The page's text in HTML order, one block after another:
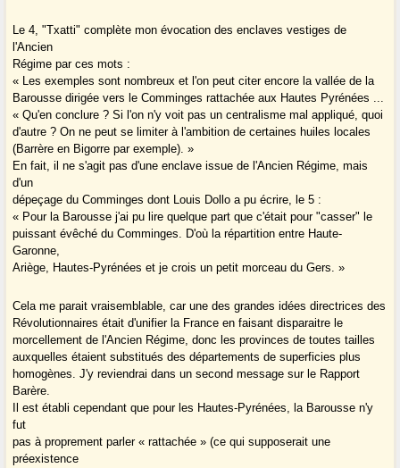
Le 4, "Txatti" complète mon évocation des enclaves vestiges de
l'Ancien
Régime par ces mots :
« Les exemples sont nombreux et l'on peut citer encore la vallée de la
Barousse dirigée vers le Comminges rattachée aux Hautes Pyrénées ...
« Qu'en conclure ? Si l'on n'y voit pas un centralisme mal appliqué, quoi
d'autre ? On ne peut se limiter à l'ambition de certaines huiles locales
(Barrère en Bigorre par exemple). »
En fait, il ne s'agit pas d'une enclave issue de l'Ancien Régime, mais
d'un
dépeçage du Comminges dont Louis Dollo a pu écrire, le 5 :
« Pour la Barousse j'ai pu lire quelque part que c'était pour "casser" le
puissant évêché du Comminges. D'où la répartition entre Haute-
Garonne,
Ariège, Hautes-Pyrénées et je crois un petit morceau du Gers. »
Cela me parait vraisemblable, car une des grandes idées directrices des
Révolutionnaires était d'unifier la France en faisant disparaitre le
morcellement de l'Ancien Régime, donc les provinces de toutes tailles
auxquelles étaient substitués des départements de superficies plus
homogènes. J'y reviendrai dans un second message sur le Rapport
Barère.
Il est établi cependant que pour les Hautes-Pyrénées, la Barousse n'y
fut
pas à proprement parler « rattachée » (ce qui supposerait une
préexistence